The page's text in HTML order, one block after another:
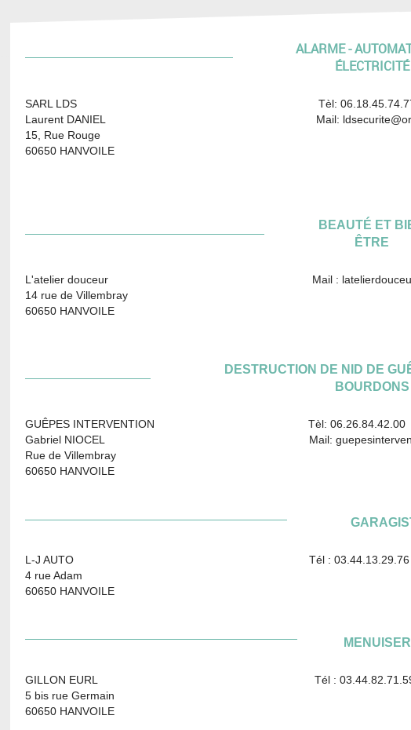
ALARME -
ÉLECTRICITÉ
SARL LDS Tèl:
Laurent DANIEL Mail:
15, Rue Rouge
60650 HANVOILE
BEAUTÉ ET
ÊTRE
L'atelier douceur Mail :
14 rue de Villembray
60650 HANVOILE
DESTRUCTION DE NID DE
BOURDONS
GUÊPES INTERVENTION Tèl: 06.26.84.42.00
Gabriel NIOCEL Mail:
Rue de Villembray
60650 HANVOILE
L-J AUTO Tél : 03.44.13.29.76
4 rue Adam
60650 HANVOILE
GILLON EURL Tél :
5 bis rue Germain
60650 HANVOILE